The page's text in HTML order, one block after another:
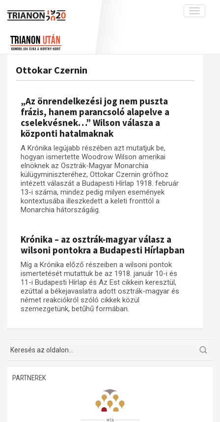
Toggle
interpretációk
A békerendszer megszilárdulása
Utókor és emlékezet
Adatbázis
Emlékművek (feltöltés alatt)
Menekültek
Visszhang
Publikációk
Kapcsolat
Trianon-kommentár
Dokumentumok
Műhelymunkák
Ottokar Czernin
„Az önrendelkezési jog nem puszta
frázis, hanem parancsoló alapelve a
cselekvésnek…” Wilson válasza a
központi hatalmaknak
A Krónika legújabb részében azt mutatjuk be,
hogyan ismertette Woodrow Wilson amerikai
elnöknek az Osztrák-Magyar Monarchia
külügyminiszteréhez, Ottokar Czernin grófhoz
intézett válaszát a Budapesti Hírlap 1918. február
13-i száma, mindez pedig milyen események
kontextusába illeszkedett a keleti fronttól a
Monarchia hátországáig.
Krónika – az osztrák-magyar válasz a
wilsoni pontokra a Budapesti Hírlapban
Míg a Krónika előző részeiben a wilsoni pontok
ismertetését mutattuk be az 1918. január 10-i és
11-i Budapesti Hírlap és Az Est cikkein keresztül,
ezúttal a békejavaslatra adott osztrák-magyar és
német reakciókról szóló cikkek közül
szemezgetünk, betűhű formában.
PARTNEREK